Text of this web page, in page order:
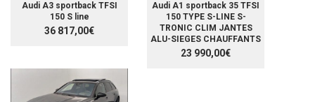
Audi A3 sportback TFSI
150 S line
36 817,00€
Audi A1 sportback 35 TFSI
150 TYPE S-LINE S-
TRONIC CLIM JANTES
ALU-SIEGES CHAUFFANTS
23 990,00€